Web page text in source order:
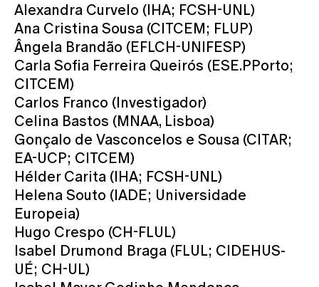
Alexandra Curvelo (IHA; FCSH-UNL)
Ana Cristina Sousa (CITCEM; FLUP)
Ângela Brandão (EFLCH-UNIFESP)
Carla Sofia Ferreira Queirós (ESE.PPorto;
CITCEM)
Carlos Franco (Investigador)
Celina Bastos (MNAA, Lisboa)
Gonçalo de Vasconcelos e Sousa (CITAR;
EA-UCP; CITCEM)
Hélder Carita (IHA; FCSH-UNL)
Helena Souto (IADE; Universidade
Europeia)
Hugo Crespo (CH-FLUL)
Isabel Drumond Braga (FLUL; CIDEHUS-
UÉ; CH-UL)